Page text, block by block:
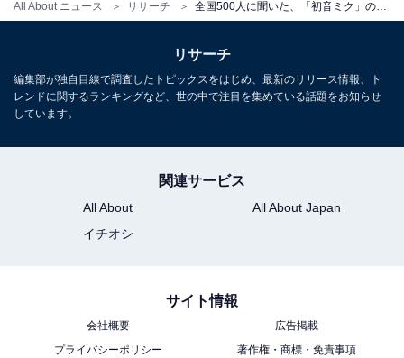
All About ニュース リサーチ
1
リサーチ
編集部が独自目線で調査したトピックスをはじめ、最新のリリース情報、ト
レンドに関するランキングなど、世の中で注目を集めている話題をお知らせ
しています。
関連サービス
All About
All About Japan
イチオシ
サイト情報
会社概要
広告掲載
プライバシーポリシー
著作権・商標・免責事項